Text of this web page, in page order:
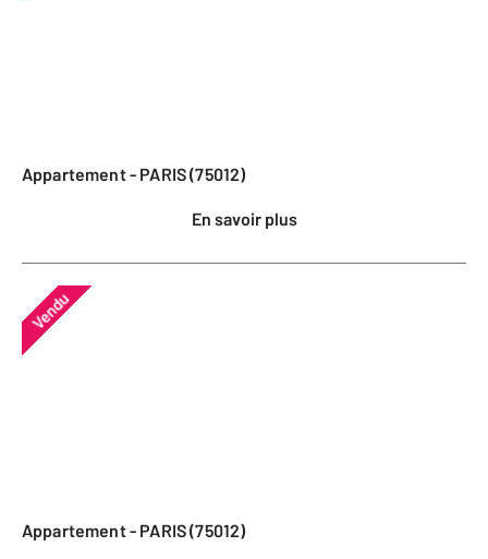
Appartement - PARIS (75012)
En savoir plus
Vendu
Appartement - PARIS (75012)